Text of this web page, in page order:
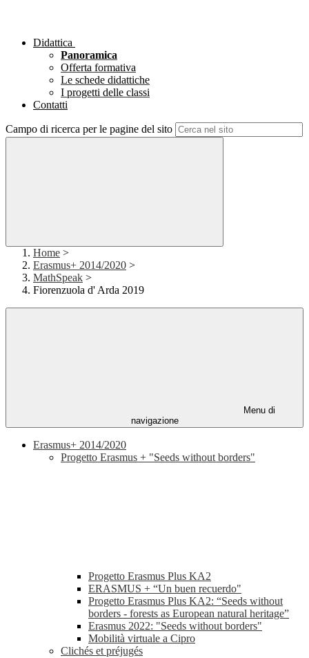
Didattica
Panoramica
Offerta formativa
Le schede didattiche
I progetti delle classi
Contatti
Campo di ricerca per le pagine del sito
Home >
Erasmus+ 2014/2020 >
MathSpeak >
Fiorenzuola d' Arda 2019
Menu di
navigazione
Erasmus+ 2014/2020
Progetto Erasmus + "Seeds without borders"
Progetto Erasmus Plus KA2
ERASMUS + “Un buen recuerdo"
Progetto Erasmus Plus KA2: “Seeds without
borders - forests as European natural heritage”
Erasmus 2022: "Seeds without borders"
Mobilità virtuale a Cipro
Clichés et préjugés